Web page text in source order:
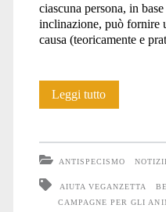
ciascuna persona, in
inclinazione, può fornire
causa (teoricamente e
Leggi tuttoUn
ANTISPECISMO
AIUTA VEGANZETTA
CAMPAGNE PER GLI